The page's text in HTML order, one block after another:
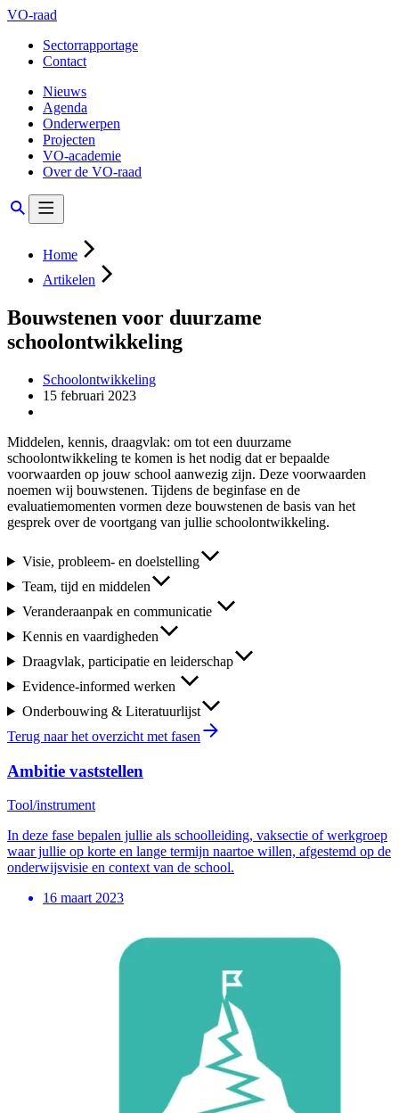
VO-raad
Sectorrapportage
Contact
Nieuws
Agenda
Onderwerpen
Projecten
VO-academie
Over de VO-raad
Home
Artikelen
Bouwstenen voor duurzame
schoolontwikkeling
Schoolontwikkeling
15 februari 2023
Middelen, kennis, draagvlak: om tot een duurzame
schoolontwikkeling te komen is het nodig dat er bepaalde
voorwaarden op jouw school aanwezig zijn. Deze voorwaarden
noemen wij bouwstenen. Tijdens de beginfase en de
evaluatiemomenten vormen deze bouwstenen de basis van het
gesprek over de voortgang van jullie schoolontwikkeling.
Visie, probleem- en doelstelling
Team, tijd en middelen
Veranderaanpak en communicatie
Kennis en vaardigheden
Draagvlak, participatie en leiderschap
Evidence-informed werken
Onderbouwing & Literatuurlijst
Terug naar het overzicht met fasen
Ambitie vaststellen
Tool/instrument
In deze fase bepalen jullie als schoolleiding, vaksectie of werkgroep
waar jullie op korte en lange termijn naartoe willen, afgestemd op de
onderwijsvisie en context van de school.
16 maart 2023